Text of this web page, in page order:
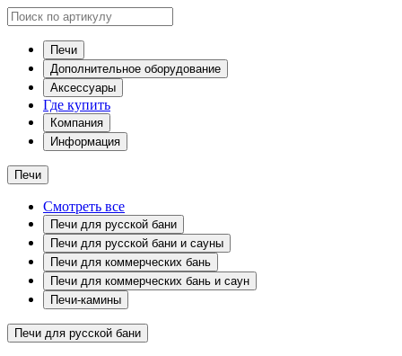
Печи
Дополнительное оборудование
Аксессуары
Где купить
Компания
Информация
Печи
Смотреть все
Печи для русской бани
Печи для русской бани и сауны
Печи для коммерческих бань
Печи для коммерческих бань и саун
Печи-камины
Печи для русской бани